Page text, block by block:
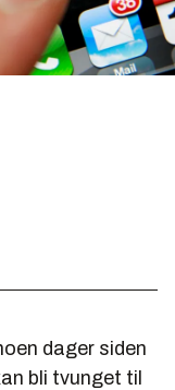
dager siden
bli tvunget til